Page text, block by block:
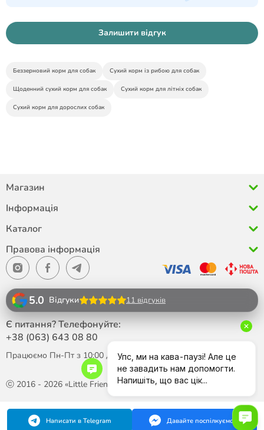
Залишити відгук
Беззерновий корм для собак Сухий корм із рибою для собак
Щоденний сухий корм для собак Сухий корм для літніх собак
Сухий корм для дорослих собак
Магазин
Інформація
Каталог
Правова інформація
ⓒ 2016 - 2026 «Little Friend»
5.0 Відгуки 11 відгуків
Є питання? Телефонуйте:
+38 (063) 643 08 80
Працюємо Пн-Пт з 10:00 до 18:00
Написати в Telegram Давайте поспілкуємося